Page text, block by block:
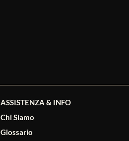
ASSISTENZA & INFO
Chi Siamo
Glossario